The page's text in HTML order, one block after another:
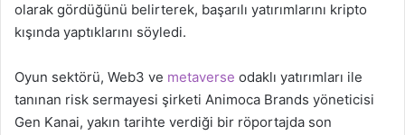
olarak gördüğünü belirterek, başarılı yatırımlarını kripto
kışında yaptıklarını söyledi.
Oyun sektörü, Web3 ve metaverse odaklı yatırımları ile
tanınan risk sermayesi şirketi Animoca Brands yöneticisi
Gen Kanai, yakın tarihte verdiği bir röportajda son